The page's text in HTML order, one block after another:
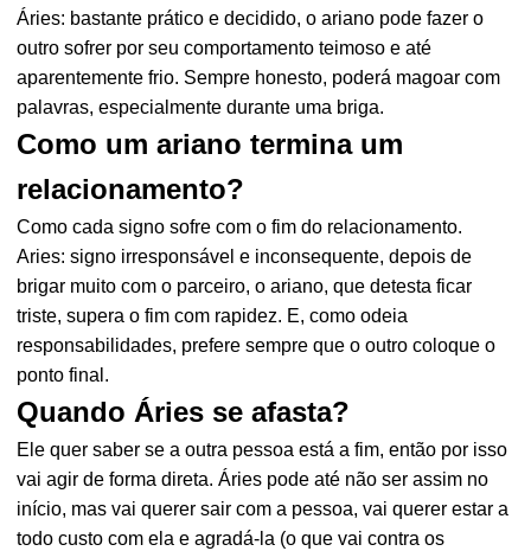
Áries: bastante prático e decidido, o ariano pode fazer o
outro sofrer por seu comportamento teimoso e até
aparentemente frio. Sempre honesto, poderá magoar com
palavras, especialmente durante uma briga.
Como um ariano termina um
relacionamento?
Como cada signo sofre com o fim do relacionamento.
Aries: signo irresponsável e inconsequente, depois de
brigar muito com o parceiro, o ariano, que detesta ficar
triste, supera o fim com rapidez. E, como odeia
responsabilidades, prefere sempre que o outro coloque o
ponto final.
Quando Áries se afasta?
Ele quer saber se a outra pessoa está a fim, então por isso
vai agir de forma direta. Áries pode até não ser assim no
início, mas vai querer sair com a pessoa, vai querer estar a
todo custo com ela e agradá-la (o que vai contra os